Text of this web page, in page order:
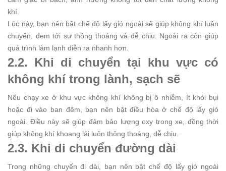
khí.
Lúc này, bạn nên bật chế độ lấy gió ngoài sẽ giúp không khí luân
chuyển, đem tới sự thông thoáng và dễ chịu. Ngoài ra còn giúp
quá trình làm lạnh diễn ra nhanh hơn.
2.2. Khi di chuyển tại khu vực có
không khí trong lành, sạch sẽ
Nếu chạy xe ở khu vực không khí không bị ô nhiễm, ít khói bụi
hoặc đi vào ban đêm, bạn nên bật điều hòa ở chế độ lấy gió
ngoài. Điều này sẽ giúp đảm bảo lượng oxy trong xe, đồng thời
giúp không khí khoang lái luôn thông thoáng, dễ chịu.
2.3. Khi di chuyển đường dài
Trong những chuyến đi dài, bạn nên bật chế độ lấy gió ngoài